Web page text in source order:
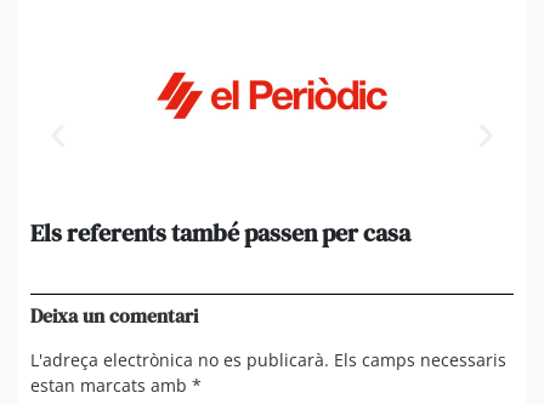
Els referents també passen per casa
Deixa un comentari
L'adreça electrònica no es publicarà. Els camps necessaris
estan marcats amb *